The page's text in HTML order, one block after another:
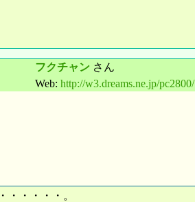
フクチャンさん
Web: http://w3.dreams.ne.jp/pc2800/
・・・・。